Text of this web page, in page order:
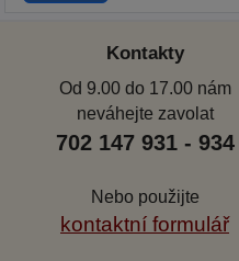
Kontakty
Od 9.00 do 17.00 nám
neváhejte zavolat
702 147 931 - 934
Nebo použijte
kontaktní formulář